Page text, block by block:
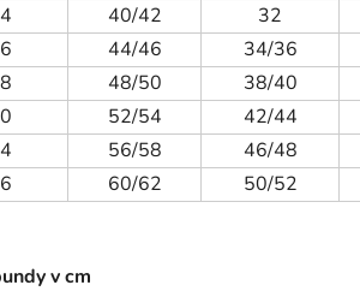
40/42
32
44/46
34/36
48/50
38/40
52/54
42/44
56/58
46/48
60/62 50/52
v cm